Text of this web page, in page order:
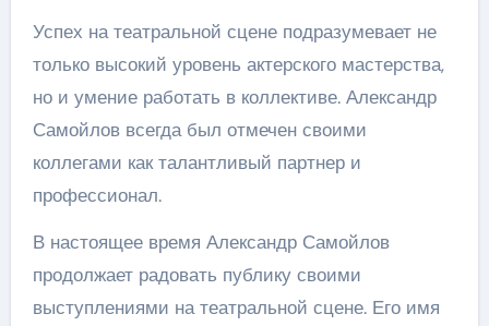
Успех на театральной сцене подразумевает не
только высокий уровень актерского мастерства,
но и умение работать в коллективе. Александр
Самойлов всегда был отмечен своими
коллегами как талантливый партнер и
профессионал.
В настоящее время Александр Самойлов
продолжает радовать публику своими
выступлениями на театральной сцене. Его имя